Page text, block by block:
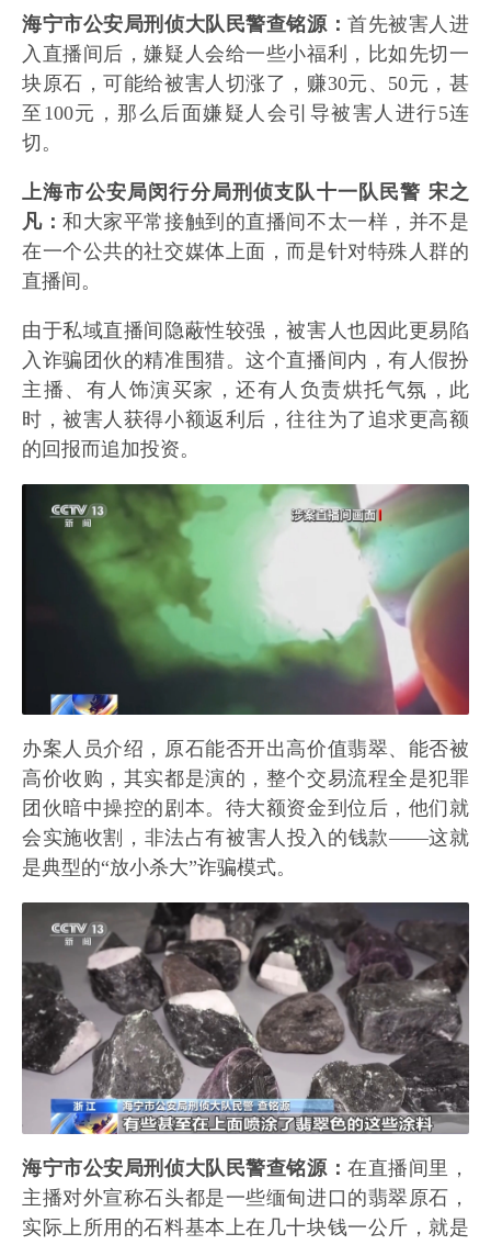
海宁市公安局刑侦大队民警查铭源：首先被害人进
入直播间后，嫌疑人会给一些小福利，比如先切一
块原石，可能给被害人切涨了，赚30元、50元，甚
至100元，那么后面嫌疑人会引导被害人进行5连
切。
上海市公安局闵行分局刑侦支队十一队民警 宋之
凡：和大家平常接触到的直播间不太一样，并不是
在一个公共的社交媒体上面，而是针对特殊人群的
直播间。
由于私域直播间隐蔽性较强，被害人也因此更易陷
入诈骗团伙的精准围猎。这个直播间内，有人假扮
主播、有人饰演买家，还有人负责烘托气氛，此
时，被害人获得小额返利后，往往为了追求更高额
的回报而追加投资。
办案人员介绍，原石能否开出高价值翡翠、能否被
高价收购，其实都是演的，整个交易流程全是犯罪
团伙暗中操控的剧本。待大额资金到位后，他们就
会实施收割，非法占有被害人投入的钱款——这就
是典型的“放小杀大”诈骗模式。
海宁市公安局刑侦大队民警查铭源：在直播间里，
主播对外宣称石头都是一些缅甸进口的翡翠原石，
实际上所用的石料基本上在几十块钱一公斤，就是